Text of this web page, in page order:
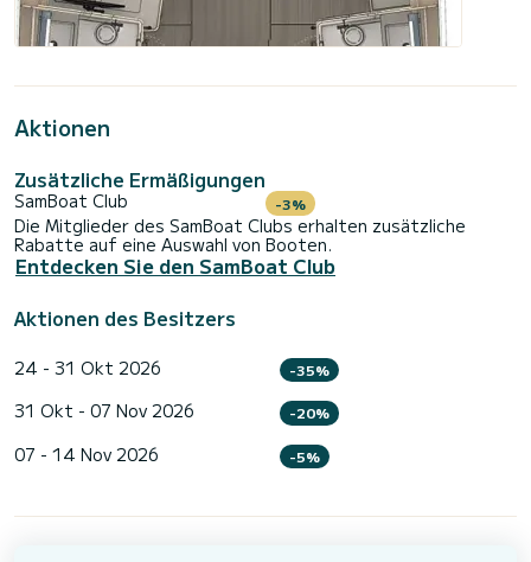
Aktionen
Zusätzliche Ermäßigungen
SamBoat Club -3%
Die Mitglieder des SamBoat Clubs erhalten zusätzliche
Rabatte auf eine Auswahl von Booten.
Entdecken Sie den SamBoat Club
Aktionen des Besitzers
24 - 31 Okt 2026 -35%
31 Okt - 07 Nov 2026 -20%
07 - 14 Nov 2026 -5%